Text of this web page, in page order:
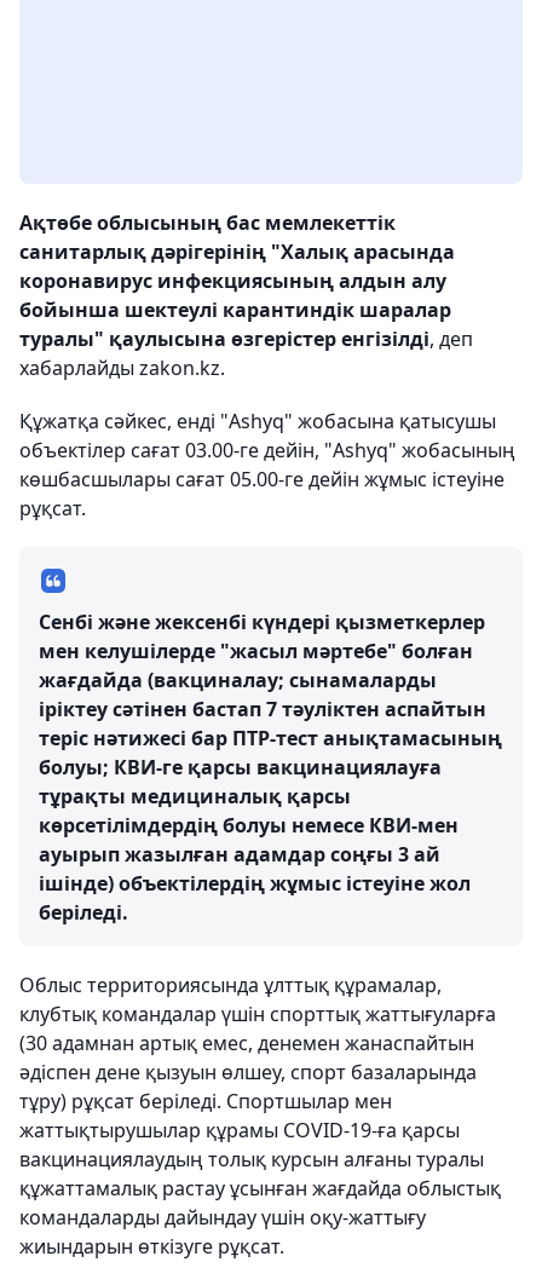
Ақтөбе облысының бас мемлекеттік
санитарлық дәрігерінің "Халық арасында
коронавирус инфекциясының алдын алу
бойынша шектеулі карантиндік шаралар
туралы" қаулысына өзгерістер енгізілді, деп
хабарлайды zakon.kz.
Құжатқа сәйкес, енді "Ashyq" жобасына қатысушы
объектілер сағат 03.00-ге дейін, "Ashyq" жобасының
көшбасшылары сағат 05.00-ге дейін жұмыс істеуіне
рұқсат.
Сенбі және жексенбі күндері қызметкерлер
мен келушілерде "жасыл мәртебе" болған
жағдайда (вакциналау; сынамаларды
іріктеу сәтінен бастап 7 тәуліктен аспайтын
теріс нәтижесі бар ПТР-тест анықтамасының
болуы; КВИ-ге қарсы вакцинациялауға
тұрақты медициналық қарсы
көрсетілімдердің болуы немесе КВИ-мен
ауырып жазылған адамдар соңғы 3 ай
ішінде) объектілердің жұмыс істеуіне жол
беріледі.
Облыс территориясында ұлттық құрамалар,
клубтық командалар үшін спорттық жаттығуларға
(30 адамнан артық емес, денемен жанаспайтын
әдіспен дене қызуын өлшеу, спорт базаларында
тұру) рұқсат беріледі. Спортшылар мен
жаттықтырушылар құрамы COVID-19-ға қарсы
вакцинациялаудың толық курсын алғаны туралы
құжаттамалық растау ұсынған жағдайда облыстық
командаларды дайындау үшін оқу-жаттығу
жиындарын өткізуге рұқсат.